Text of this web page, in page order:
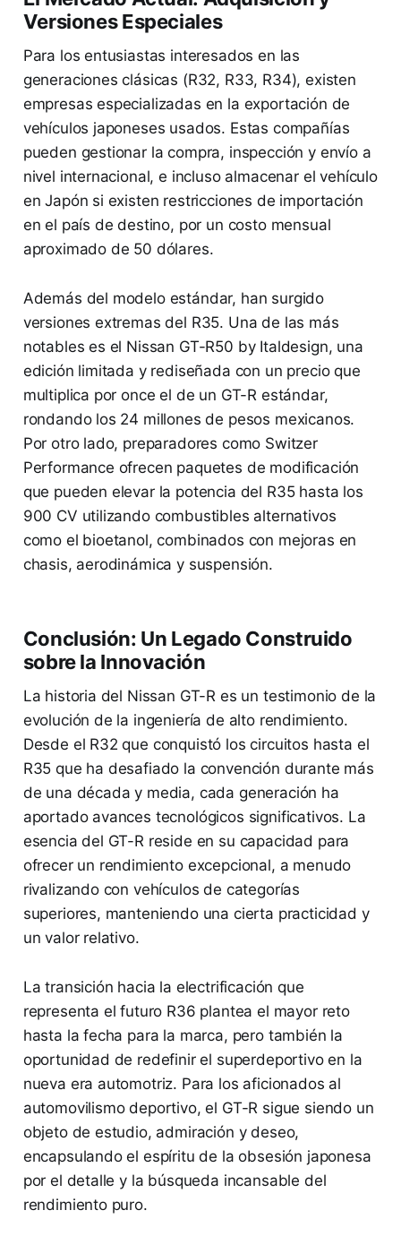
Versiones Especiales
Para los entusiastas interesados en las
generaciones clásicas (R32, R33, R34), existen
empresas especializadas en la exportación de
vehículos japoneses usados. Estas compañías
pueden gestionar la compra, inspección y envío a
nivel internacional, e incluso almacenar el vehículo
en Japón si existen restricciones de importación
en el país de destino, por un costo mensual
aproximado de 50 dólares.
Además del modelo estándar, han surgido
versiones extremas del R35. Una de las más
notables es el Nissan GT-R50 by Italdesign, una
edición limitada y rediseñada con un precio que
multiplica por once el de un GT-R estándar,
rondando los 24 millones de pesos mexicanos.
Por otro lado, preparadores como Switzer
Performance ofrecen paquetes de modificación
que pueden elevar la potencia del R35 hasta los
900 CV utilizando combustibles alternativos
como el bioetanol, combinados con mejoras en
chasis, aerodinámica y suspensión.
Conclusión: Un Legado Construido
sobre la Innovación
La historia del Nissan GT-R es un testimonio de la
evolución de la ingeniería de alto rendimiento.
Desde el R32 que conquistó los circuitos hasta el
R35 que ha desafiado la convención durante más
de una década y media, cada generación ha
aportado avances tecnológicos significativos. La
esencia del GT-R reside en su capacidad para
ofrecer un rendimiento excepcional, a menudo
rivalizando con vehículos de categorías
superiores, manteniendo una cierta practicidad y
un valor relativo.
La transición hacia la electrificación que
representa el futuro R36 plantea el mayor reto
hasta la fecha para la marca, pero también la
oportunidad de redefinir el superdeportivo en la
nueva era automotriz. Para los aficionados al
automovilismo deportivo, el GT-R sigue siendo un
objeto de estudio, admiración y deseo,
encapsulando el espíritu de la obsesión japonesa
por el detalle y la búsqueda incansable del
rendimiento puro.